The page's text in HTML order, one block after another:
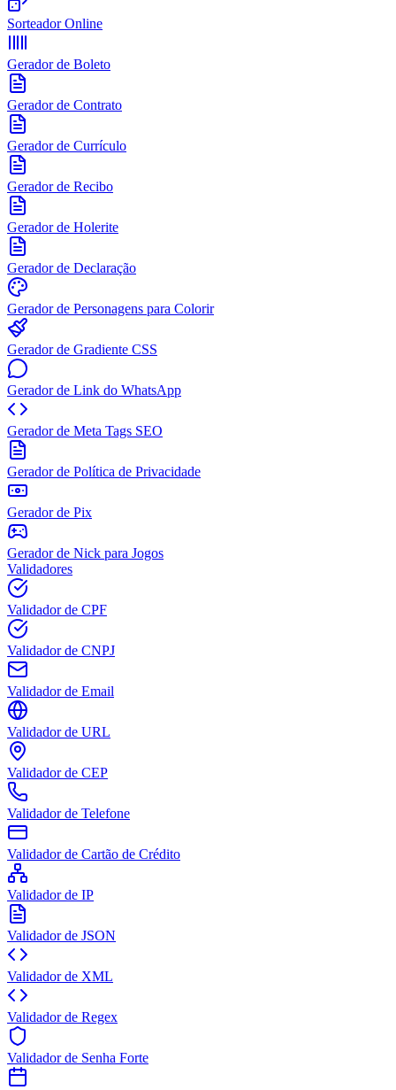
Sorteador Online
Gerador de Boleto
Gerador de Contrato
Gerador de Currículo
Gerador de Recibo
Gerador de Holerite
Gerador de Declaração
Gerador de Personagens para Colorir
Gerador de Gradiente CSS
Gerador de Link do WhatsApp
Gerador de Meta Tags SEO
Gerador de Política de Privacidade
Gerador de Pix
Gerador de Nick para Jogos
Validadores
Validador de CPF
Validador de CNPJ
Validador de Email
Validador de URL
Validador de CEP
Validador de Telefone
Validador de Cartão de Crédito
Validador de IP
Validador de JSON
Validador de XML
Validador de Regex
Validador de Senha Forte